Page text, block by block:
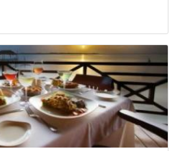
Cruise Hakkında